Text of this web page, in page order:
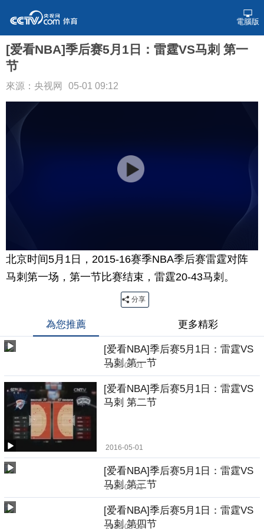
電腦版
[爱看NBA]季后赛5月1日：雷霆VS马刺 第一
节
來源：央视网 05-01 09:12
北京时间5月1日，2015-16赛季NBA季后赛雷霆对阵
马刺第一场，第一节比赛结束，雷霆20-43马刺。
分享
為您推薦 更多精彩
[爱看NBA]季后赛5月1日：雷霆VS
马刺 第一节
2016-05-01
[爱看NBA]季后赛5月1日：雷霆VS
马刺 第二节
2016-05-01
[爱看NBA]季后赛5月1日：雷霆VS
马刺 第三节
2016-05-01
[爱看NBA]季后赛5月1日：雷霆VS
马刺 第四节
2016-05-01